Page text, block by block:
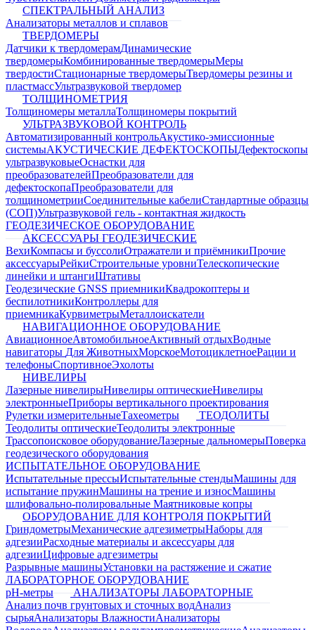
СПЕКТРАЛЬНЫЙ АНАЛИЗ
Анализаторы металлов и сплавов
ТВЕРДОМЕРЫ
Датчики к твердомерамДинамические
твердомерыКомбинированные твердомерыМеры
твердостиСтационарные твердомерыТвердомеры резины и
пластмассУльтразвуковой твердомер
ТОЛЩИНОМЕТРИЯ
Толщиномеры металлаТолщиномеры покрытий
УЛЬТРАЗВУКОВОЙ КОНТРОЛЬ
Автоматизированный контрольАкустико-эмиссионные
системыАКУСТИЧЕСКИЕ ДЕФЕКТОСКОПЫДефектоскопы
ультразвуковыеОснастки для
преобразователейПреобразователи для
дефектоскопаПреобразователи для
толщинометрииСоединительные кабелиСтандартные образцы
(СОП)Ультразвуковой гель - контактная жидкость
ГЕОДЕЗИЧЕСКОЕ ОБОРУДОВАНИЕ
АКСЕССУАРЫ ГЕОДЕЗИЧЕСКИЕ
ВехиКомпасы и буссолиОтражатели и приёмникиПрочие
аксессуарыРейкиСтроительные уровниТелескопические
линейки и штангиШтативы
Геодезические GNSS приемникиКвадрокоптеры и
беспилотникиКонтроллеры для
приемникаКурвиметрыМеталлоискатели
НАВИГАЦИОННОЕ ОБОРУДОВАНИЕ
АвиационноеАвтомобильноеАктивный отдыхВодные
навигаторы Для ЖивотныхМорскоеМотоциклетноеРации и
телефоныСпортивноеЭхолоты
НИВЕЛИРЫ
Лазерные нивелирыНивелиры оптическиеНивелиры
электронныеПриборы вертикального проектирования
Рулетки измерительныеТахеометры
ТЕОДОЛИТЫ
Теодолиты оптическиеТеодолиты электронные
Трассопоисковое оборудованиеЛазерные дальномерыПоверка
геодезического оборудования
ИСПЫТАТЕЛЬНОЕ ОБОРУДОВАНИЕ
Испытательные прессыИспытательные стендыМашины для
испытание пружинМашины на трение и износМашины
шлифовально-полировальные Маятниковые копры
ОБОРУДОВАНИЕ ДЛЯ КОНТРОЛЯ ПОКРЫТИЙ
ГриндометрыМеханические адгезиметрыНаборы для
адгезииРасходные материалы и аксессуары для
адгезииЦифровые адгезиметры
Разрывные машиныУстановки на растяжение и сжатие
ЛАБОРАТОРНОЕ ОБОРУДОВАНИЕ
pH-метры
АНАЛИЗАТОРЫ ЛАБОРАТОРНЫЕ
Анализ почв грунтовых и сточных водАнализ
сырьяАнализаторы ВлажностиАнализаторы